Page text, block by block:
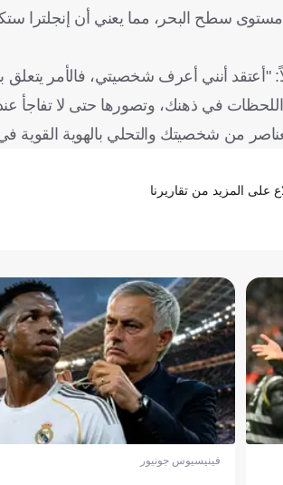
على ارتفاع 2200 متر فوق مستوى سطح البحر، مما
"أعتقد أنني أعرف شخصيتي، فالأمر
في ذهنك، وتصورها حتى لا تفاجأ
من شخصيتك والتحلي بالهوية
فينيسيوس جونيور